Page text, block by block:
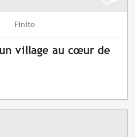
Finito
village au cœur de